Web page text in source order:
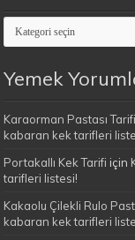
Evimin
Yemekleri
Kategoriler
Yemek
Karaorman Pastası Tarifi
kabaran kek tarifleri
Portakallı Kek Tarifi için
tarifleri listesi!
Kakaolu Çilekli Rulo
kabaran kek tarifleri